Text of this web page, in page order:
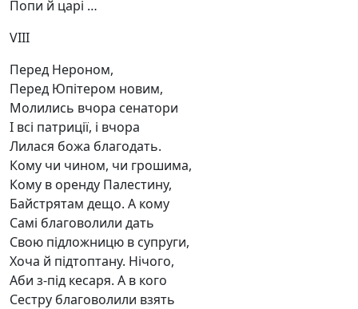
Попи й царі …
VIII
Перед Нероном,
Перед Юпітером новим,
Молились вчора сенатори
І всі патриції, і вчора
Лилася божа благодать.
Кому чи чином, чи грошима,
Кому в оренду Палестину,
Байстрятам дещо. А кому
Самі благоволили дать
Свою підложницю в супруги,
Хоча й підтоптану. Нічого,
Аби з-під кесаря. А в кого
Сестру благоволили взять